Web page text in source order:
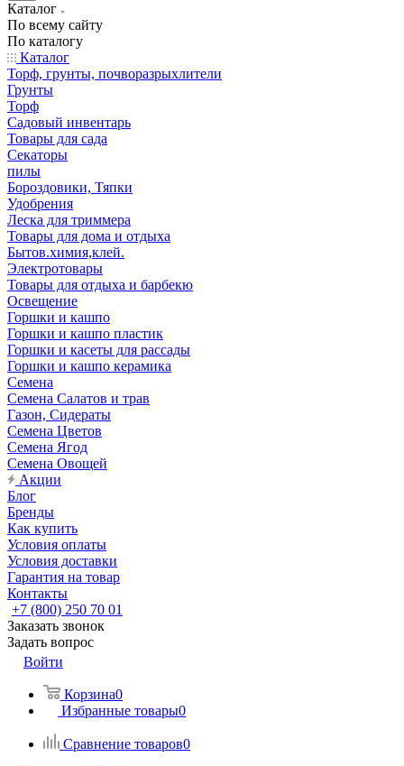
Каталог
По всему сайту
По каталогу
Каталог
Торф, грунты, почворазрыхлители
Грунты
Торф
Садовый инвентарь
Товары для сада
Секаторы
пилы
Бороздовики, Тяпки
Удобрения
Леска для триммера
Товары для дома и отдыха
Бытов.химия,клей.
Электротовары
Товары для отдыха и барбекю
Освещение
Горшки и кашпо
Горшки и кашпо пластик
Горшки и касеты для рассады
Горшки и кашпо керамика
Семена
Семена Салатов и трав
Газон, Сидераты
Семена Цветов
Семена Ягод
Семена Овощей
Акции
Блог
Бренды
Как купить
Условия оплаты
Условия доставки
Гарантия на товар
Контакты
+7 (800) 250 70 01
Заказать звонок
Задать вопрос
Войти
Корзина0
Избранные товары0
Сравнение товаров0